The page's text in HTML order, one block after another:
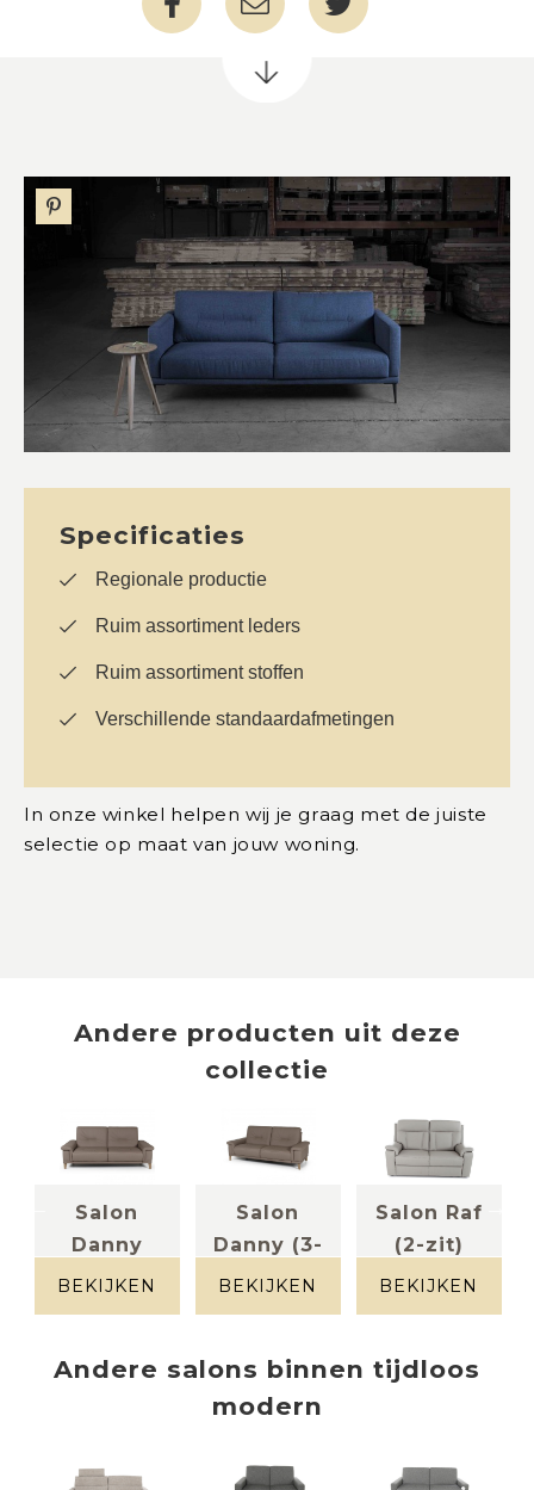
Specificaties
Regionale productie
Ruim assortiment leders
Ruim assortiment stoffen
Verschillende standaardafmetingen
In onze winkel helpen wij je graag met de juiste
selectie op maat van jouw woning.
Andere producten uit deze
collectie
Salon
Danny
(2,5-zit
met 2 ...
BEKIJKEN
Salon
Danny (3-
zit)
BEKIJKEN
Salon Raf
(2-zit)
lichtgrijs
BEKIJKEN
Andere salons binnen tijdloos
modern